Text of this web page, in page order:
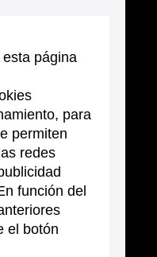
página
para
permiten
redes
función del
el botón